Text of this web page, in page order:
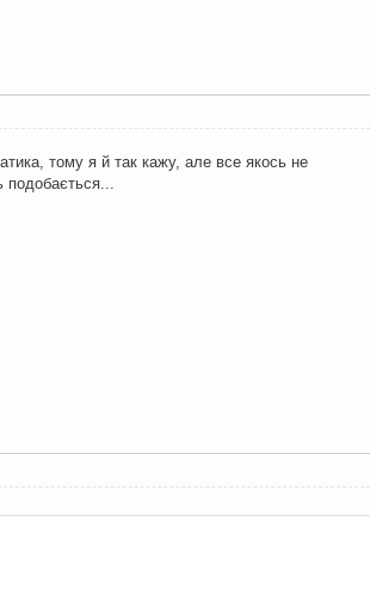
тому я й так кажу, але все якось не